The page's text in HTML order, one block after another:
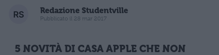
Redazione Studentville
Pubblicato il 28 mar 2017
5 NOVITÀ DI CASA APPLE CHE NON